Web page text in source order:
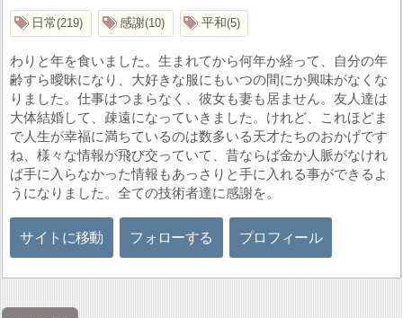
日常 219 感謝 10 平和 5
わりと年を食いました。生まれてから何年か経って、自分の年
齢すら曖昧になり、大好きな服にもいつの間にか興味がなくな
りました。仕事はつまらなく、彼女も妻も居ません。友人達は
大体結婚して、疎遠になっていきました。けれど、これほどま
で人生が幸福に満ちているのは数多いる天才たちのおかげです
ね、様々な情報が飛び交っていて、昔ならば金か人脈がなけれ
ば手に入らなかった情報もあっさりと手に入れる事ができるよ
うになりました。全ての技術者達に感謝を。
サイトに移動 フォローする プロフィール